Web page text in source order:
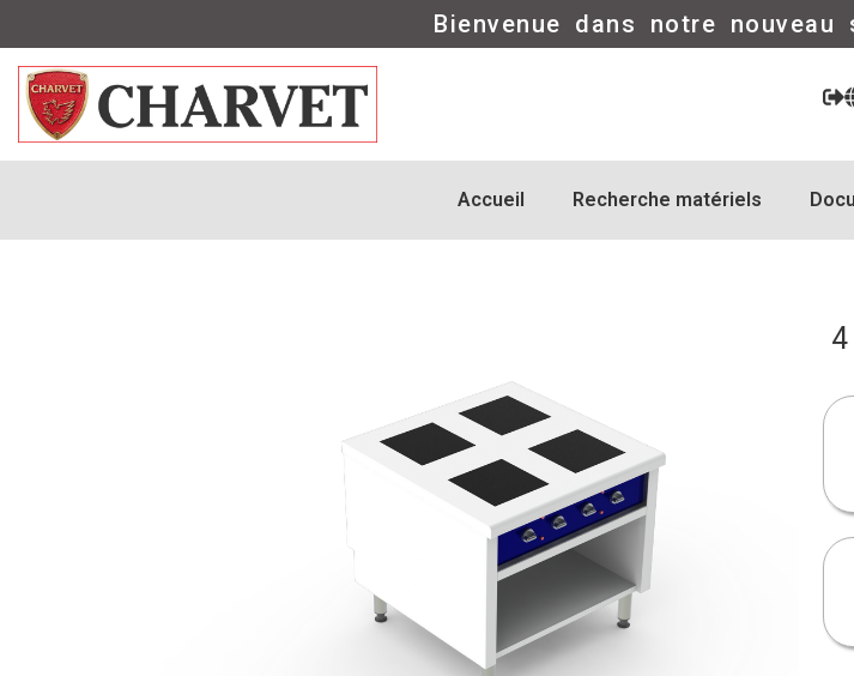
Bienvenue dans notre
Accueil Recherche matériels